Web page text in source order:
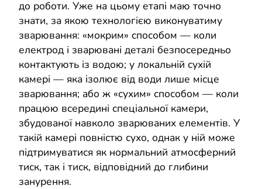
до роботи. Уже на цьому етапі маю точно
знати, за якою технологією виконуватиму
зварювання: «мокрим» способом — коли
електрод і зварювані деталі безпосередньо
контактують із водою; у локальній сухій
камері — яка ізолює від води лише місце
зварювання; або ж «сухим» способом — коли
працюю всередині спеціальної камери,
збудованої навколо зварюваних елементів. У
такій камері повністю сухо, однак у ній може
підтримуватися як нормальний атмосферний
тиск, так і тиск, відповідний до глибини
занурення.